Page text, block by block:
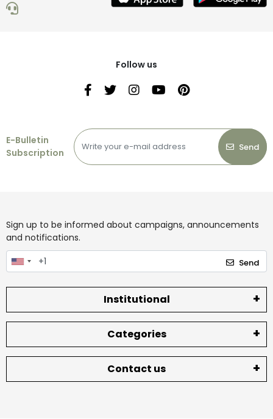
Follow us
E-Bulletin
Subscription
Send
Sign up to be informed about campaigns, announcements
and notifications.
Send
Institutional
Categories
Contact us